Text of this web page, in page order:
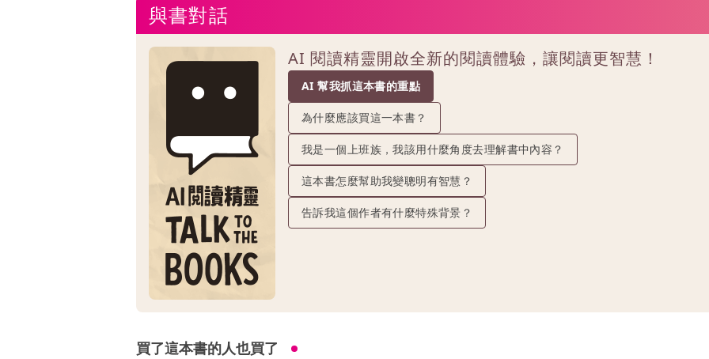
與書對話
AI 閱讀精靈開啟全新的閱讀體驗，讓閱讀更智慧！
AI 幫我抓這本書的重點
為什麼應該買這一本書？
我是一個上班族，我該用什麼角度去理解書中內容？
這本書怎麼幫助我變聰明有智慧？
告訴我這個作者有什麼特殊背景？
買了這本書的人也買了